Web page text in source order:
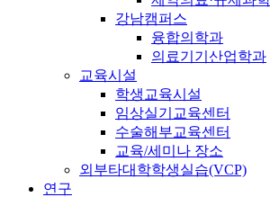
강남캠퍼스
융합의학과
의료기기산업학과
교육시설
학생교육시설
임상실기교육센터
수술해부교육센터
교육/세미나 장소
외부타대학학생실습(VCP)
연구